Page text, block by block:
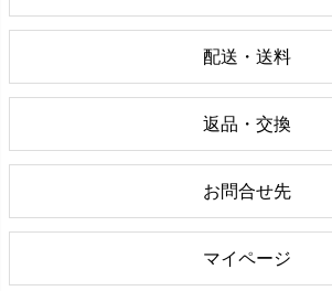
配送・送料
返品・交換
お問合せ先
マイページ